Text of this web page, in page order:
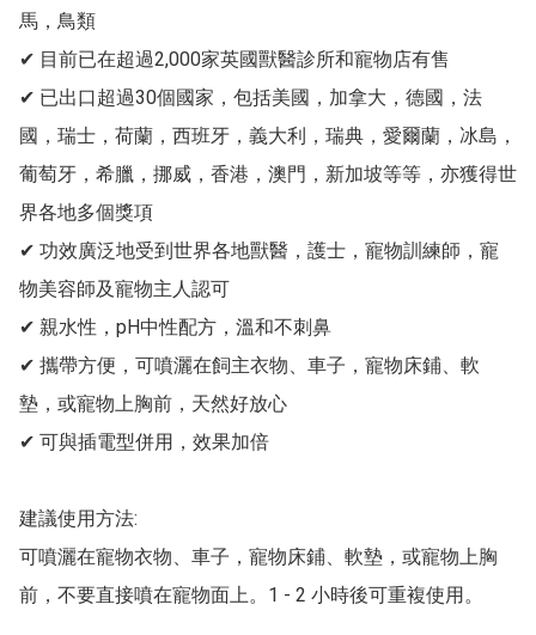
馬，鳥類
✔ 目前已在超過2,000家英國獸醫診所和寵物店有售
✔ 已出口超過30個國家，包括美國，加拿大，德國，法
國，瑞士，荷蘭，西班牙，義大利，瑞典，愛爾蘭，冰島，
葡萄牙，希臘，挪威，香港，澳門，新加坡等等，亦獲得世
界各地多個獎項
✔ 功效廣泛地受到世界各地獸醫，護士，寵物訓練師，寵
物美容師及寵物主人認可
✔ 親水性，pH中性配方，溫和不刺鼻
✔ 攜帶方便，可噴灑在飼主衣物、車子，寵物床鋪、軟
墊，或寵物上胸前，天然好放心
✔ 可與插電型併用，效果加倍
建議使用方法:
可噴灑在寵物衣物、車子，寵物床鋪、軟墊，或寵物上胸
前，不要直接噴在寵物面上。1 - 2 小時後可重複使用。